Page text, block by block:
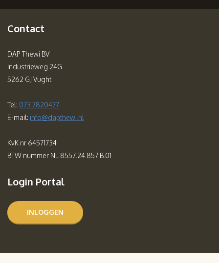
Contact
DAP Thewi BV
Industrieweg 24G
5262 GJ Vught
Tel: 073 7820477
E-mail: info@dapthewi.nl
KvK nr 64571734
BTW nummer NL 8557.24.857.B.01
Login Portal
INLOGGEN